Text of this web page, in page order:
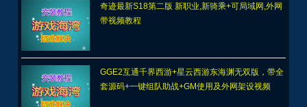
奇迹最新S18第二版 新职业,新骑乘+可局域网,外网
带视频教程
GGE2互通千界西游+星云西游东海渊无双版，带全
套源码+一键组队助战+GM使用及外网架设视频